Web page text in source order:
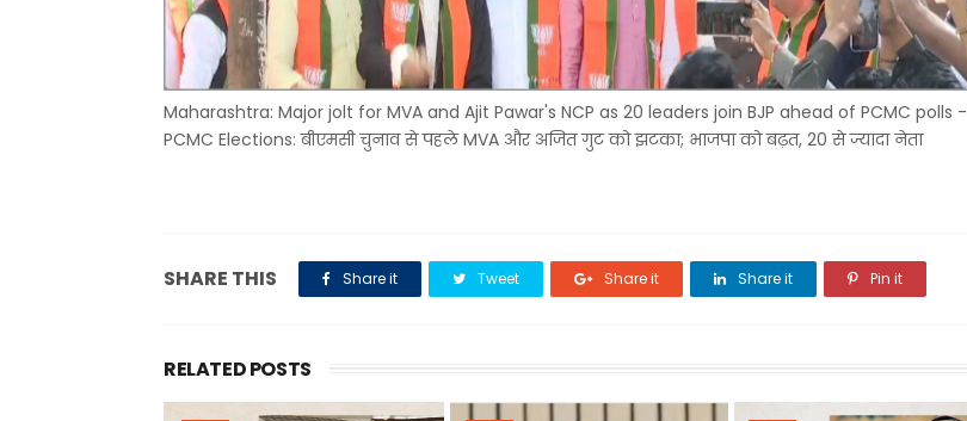
Maharashtra: Major jolt for MVA and Ajit Pawar's NCP as 20 leaders join BJP ahead of PCMC polls -
PCMC Elections: बीएमसी चुनाव से पहले MVA और अजित गुट को झटका; भाजपा को बढ़त, 20 से ज्यादा नेता
SHARE THIS Share it Tweet Share it Share it Pin it
RELATED POSTS